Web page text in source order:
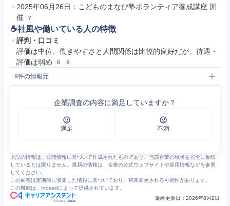
2025年06月26日：こどものまなび塾ボランティア養成講座 開
催
7
☕️社風や働いている人の特徴
評判・口コミ
評価は中位、働きやすさと人間関係は比較的良好だが、待遇・
評価は弱め
8 9
9件の情報元
げんキッズ - 札幌市児童会館・ミニ児童会館
わたしたちについて - SYAA：公益財団法人さっぽろ青少年女性活動協会
基金 - SYAA：公益財団法人さっぽろ青少年女性活動協会
企業調査の内容に満足していますか？
満足 不満
上記の情報は、公開情報に基づいて作成されたものであり、当該企業の現状を完全に反映
しているとは限りません。最新の情報は、企業の公式ウェブサイトや採用情報などを参照
してください。
この回答は定期的に収集した情報に基づいており、将来変更される可能性があります。
この機能は、Indeedによって提供されています。
最終更新日： 2026年8月2日